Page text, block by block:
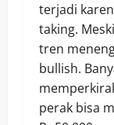
terjadi
taking.
tren
bullish.
perak bisa